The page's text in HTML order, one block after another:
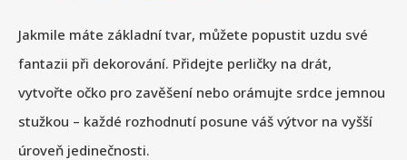
Jakmile máte základní tvar, můžete popustit uzdu své
fantazii při dekorování. Přidejte perličky na drát,
vytvořte očko pro zavěšení nebo orámujte srdce jemnou
stužkou – každé rozhodnutí posune váš výtvor na vyšší
úroveň jedinečnosti.